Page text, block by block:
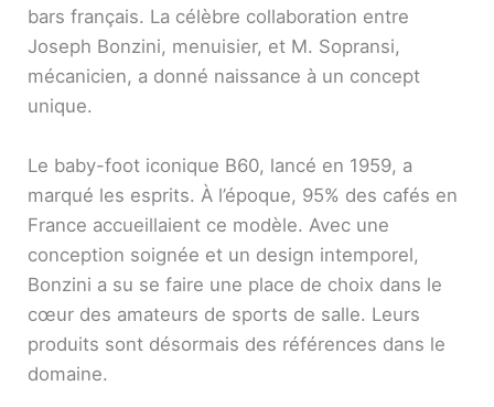
bars français. La célèbre collaboration entre
Joseph Bonzini, menuisier, et M. Sopransi,
mécanicien, a donné naissance à un concept
unique.
Le baby-foot iconique B60, lancé en 1959, a
marqué les esprits. À l’époque, 95% des cafés en
France accueillaient ce modèle. Avec une
conception soignée et un design intemporel,
Bonzini a su se faire une place de choix dans le
cœur des amateurs de sports de salle. Leurs
produits sont désormais des références dans le
domaine.